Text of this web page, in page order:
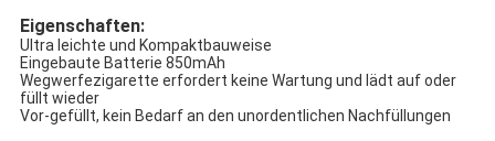
Eigenschaften:
Ultra leichte und Kompaktbauweise
Eingebaute Batterie 850mAh
Wegwerfezigarette erfordert keine Wartung und lädt auf oder
füllt wieder
Vor-gefüllt, kein Bedarf an den unordentlichen Nachfüllungen